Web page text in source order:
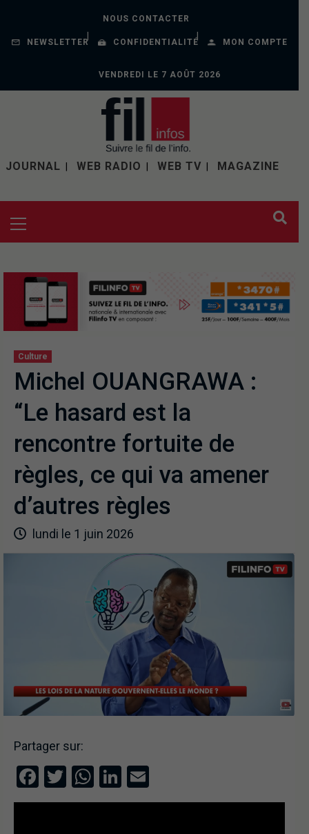
NOUS CONTACTER
NEWSLETTER CONFIDENTIALITÉ MON COMPTE
VENDREDI LE 7 AOÛT 2026
JOURNAL WEB RADIO WEB TV MAGAZINE
Culture
Michel OUANGRAWA :
“Le hasard est la
rencontre fortuite de
règles, ce qui va amener
d’autres règles
lundi le 1 juin 2026
Partager sur:
Facebook
TwitterWhatsApp
LinkedIn